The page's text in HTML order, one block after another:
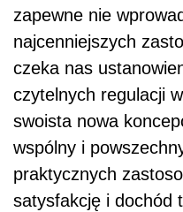
zapewne nie
najcenniejszych
czeka nas
czytelnych regulacji
swoista nowa
wspólny i
praktycznych
satysfakcję i dochód